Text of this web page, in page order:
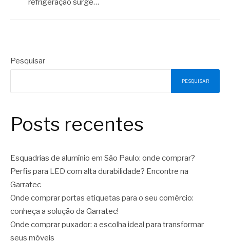
refrigeração surge…
Pesquisar
PESQUISAR
Posts recentes
Esquadrias de alumínio em São Paulo: onde comprar?
Perfis para LED com alta durabilidade? Encontre na
Garratec
Onde comprar portas etiquetas para o seu comércio:
conheça a solução da Garratec!
Onde comprar puxador: a escolha ideal para transformar
seus móveis